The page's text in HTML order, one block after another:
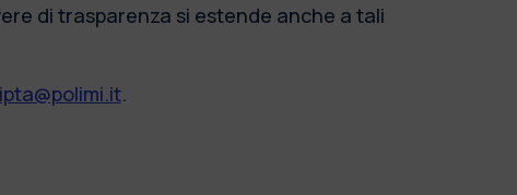
di trasparenza si estende anche a tali
.